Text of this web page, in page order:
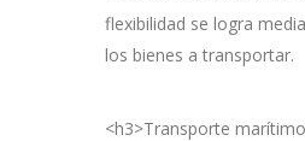
flexibilidad se logra
los bienes a transportar.
<h3>Transporte